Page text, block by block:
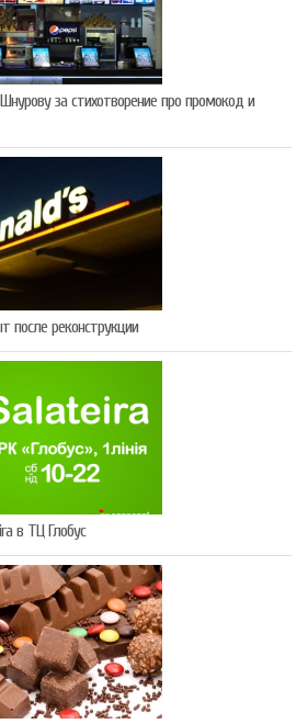
за стихотворение про промокод и
после реконструкции
в ТЦ Глобус